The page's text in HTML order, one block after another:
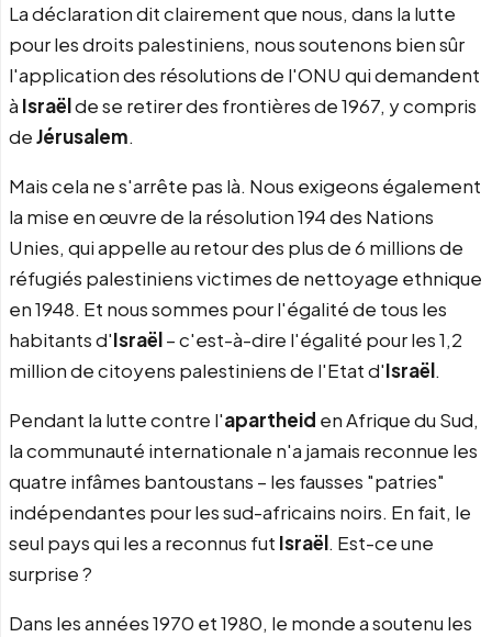
La déclaration dit clairement que nous, dans la lutte
pour les droits palestiniens, nous soutenons bien sûr
l'application des résolutions de l'ONU qui demandent
à Israëlde se retirer des frontières de 1967, y compris
deJérusalem.
Mais cela ne s'arrête pas là. Nous exigeons également
la mise en œuvre de la résolution 194 des Nations
Unies, qui appelle au retour des plus de 6 millions de
réfugiés palestiniens victimes de nettoyage ethnique
en 1948. Et nous sommes pour l'égalité de tous les
habitants d'Israël– c'est-à-dire l'égalité pour les 1,2
million de citoyens palestiniens de l'Etat d'Israël.
Pendant la lutte contre l'apartheid en Afrique du Sud,
la communauté internationale n'a jamais reconnue les
quatre infâmes bantoustans – les fausses "patries"
indépendantes pour les sud-africains noirs. En fait, le
seul pays qui les a reconnus fut Israël. Est-ce une
surprise ?
Dans les années 1970 et 1980, le monde a soutenu les